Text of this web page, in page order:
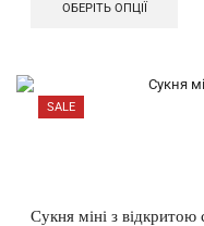
ОБЕРІТЬ ОПЦІЇ
SALE
Сукня міні з